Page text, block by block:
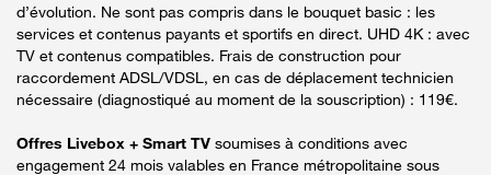
d’évolution. Ne sont pas compris dans le bouquet basic : les
services et contenus payants et sportifs en direct. UHD 4K : avec
TV et contenus compatibles. Frais de construction pour
raccordement ADSL/VDSL, en cas de déplacement technicien
nécessaire (diagnostiqué au moment de la souscription) : 119€.
Offres Livebox + Smart TV soumises à conditions avec
engagement 24 mois valables en France métropolitaine sous